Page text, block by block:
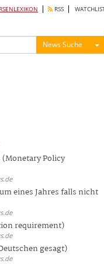
RSS
News Suche
Policy
eines Jahres falls nicht
requirement)
gesagt)